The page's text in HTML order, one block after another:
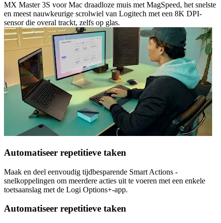
MX Master 3S voor Mac draadloze muis met MagSpeed, het snelste
en meest nauwkeurige scrolwiel van Logitech met een 8K DPI-
sensor die overal trackt, zelfs op glas.
Automatiseer repetitieve taken
Maak en deel eenvoudig tijdbesparende Smart Actions -
snelkoppelingen om meerdere acties uit te voeren met een enkele
toetsaanslag met de Logi Options+-app.
Automatiseer repetitieve taken